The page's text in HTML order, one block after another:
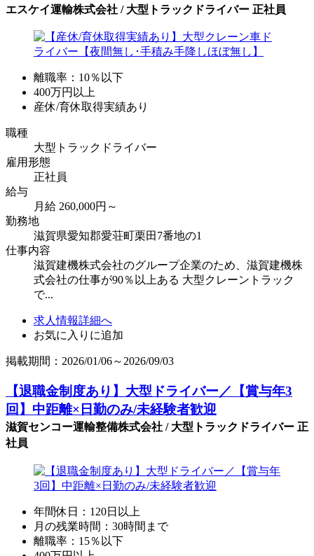
エスケイ運輸株式会社 / 大型トラックドライバー 正社員
離職率：10％以下
400万円以上
産休/育休取得実績あり
職種
大型トラックドライバー
雇用形態
正社員
給与
月給 260,000円～
勤務地
滋賀県愛知郡愛荘町栗田7番地の1
仕事内容
滋賀建機株式会社のグループ企業のため、滋賀建機株
式会社の仕事が90％以上ある 大型クレーントラック
で...
求人情報詳細へ
お気に入りに追加
掲載期間：2026/01/06～2026/09/03
【退職金制度あり】大型ドライバー／【賞与年3
回】中距離×日勤のみ/未経験者歓迎
滋賀センコー運輸整備株式会社 / 大型トラックドライバー 正
社員
年間休日：120日以上
月の残業時間：30時間まで
離職率：15％以下